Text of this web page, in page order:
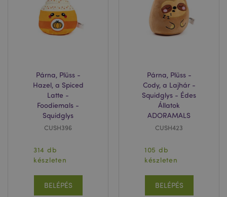
Párna, Plüss -
Hazel, a Spiced
Latte -
Foodiemals -
Squidglys
CUSH396
314 db
készleten
BELÉPÉS
Párna, Plüss -
Cody, a Lajhár -
Squidglys - Édes
Állatok
ADORAMALS
CUSH423
105 db
készleten
BELÉPÉS
searchReport-log
Adobe Inc.
mage-cache-sessid
Adobe Inc.
www.puckator.hu
recently_compared_product
Adobe Inc.
www.puckator.hu